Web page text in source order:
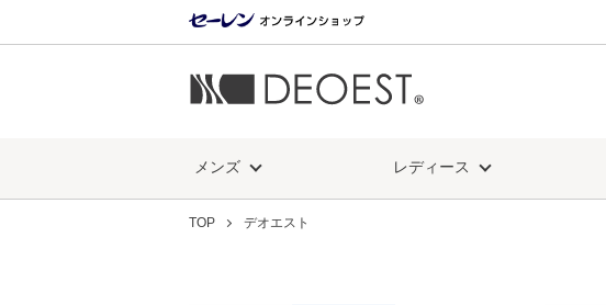
メンズ レディース
TOP デオエスト